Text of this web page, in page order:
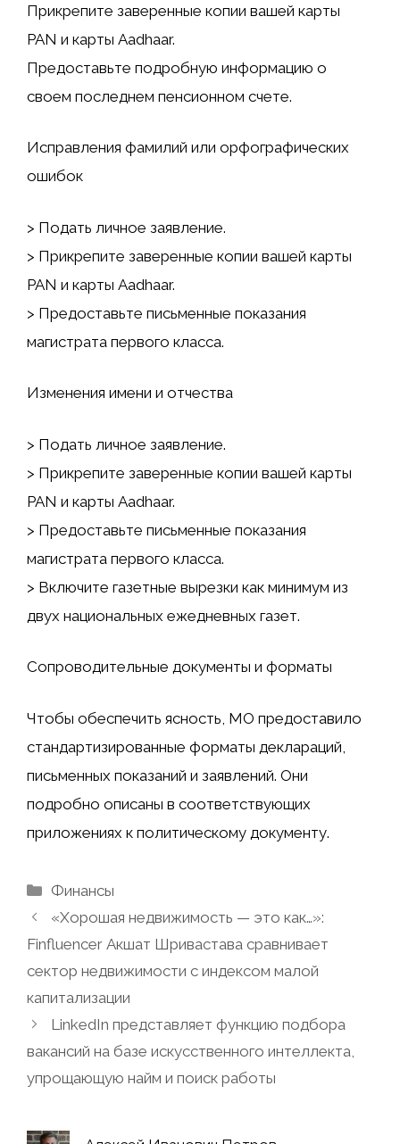
Прикрепите заверенные копии вашей карты
PAN и карты Aadhaar.
Предоставьте подробную информацию о
своем последнем пенсионном счете.
Исправления фамилий или орфографических
ошибок
> Подать личное заявление.
> Прикрепите заверенные копии вашей карты
PAN и карты Aadhaar.
> Предоставьте письменные показания
магистрата первого класса.
Изменения имени и отчества
> Подать личное заявление.
> Прикрепите заверенные копии вашей карты
PAN и карты Aadhaar.
> Предоставьте письменные показания
магистрата первого класса.
> Включите газетные вырезки как минимум из
двух национальных ежедневных газет.
Сопроводительные документы и форматы
Чтобы обеспечить ясность, МО предоставило
стандартизированные форматы деклараций,
письменных показаний и заявлений. Они
подробно описаны в соответствующих
приложениях к политическому документу.
Рубрики
Финансы
«Хорошая недвижимость — это как…»:
Finfluencer Акшат Шривастава сравнивает
сектор недвижимости с индексом малой
капитализации
LinkedIn представляет функцию подбора
вакансий на базе искусственного интеллекта,
упрощающую найм и поиск работы